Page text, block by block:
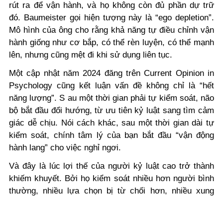
rút ra để vận hành, và họ không còn đủ phần dự trữ
đó. Baumeister gọi hiện tượng này là “ego depletion”.
Mô hình của ông cho rằng khả năng tự điều chỉnh vận
hành giống như cơ bắp, có thể rèn luyện, có thể mạnh
lên, nhưng cũng mệt đi khi sử dụng liên tục.
Một cập nhật năm 2024 đăng trênCurrent Opinion in
Psychology cũng kết luận vấn đề không chỉ là “hết
năng lượng”. S au một thời gian phải tự kiểm soát, não
bộ bắt đầu đổi hướng, từ ưu tiên kỷ luật sang tìm cảm
giác dễ chịu. Nói cách khác, sau một thời gian dài tự
kiểm soát, chính tâm lý của bạn bắt đầu “vận động
hành lang” cho việc nghỉ ngơi.
Và đây là lúc lợi thế của người kỷ luật cao trở thành
khiếm khuyết. Bởi họ kiểm soát nhiều hơn người bình
thường, nhiều lựa chọn bị từ chối hơn, nhiều xung